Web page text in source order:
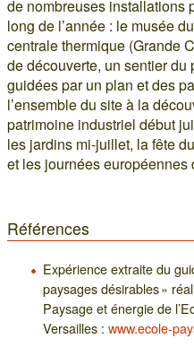
de nombreuses installations
long de l’année : le musée
centrale thermique (Grande
de découverte, un sentier
guidées par un plan et des
l’ensemble du site à la
patrimoine industriel début
les jardins mi-juillet, la fête
et les journées européennes
Références
Expérience extraite du
paysages désirables »
Paysage et énergie de
Versailles : www.ecole-